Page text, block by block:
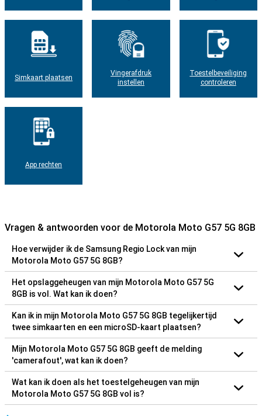
Simkaart plaatsen
Vingerafdruk
instellen
Toestelbeveiliging
controleren
App rechten
Vragen & antwoorden voor de Motorola Moto G57 5G 8GB
Hoe verwijder ik de Samsung Regio Lock van mijn
Motorola Moto G57 5G 8GB?
Het opslaggeheugen van mijn Motorola Moto G57 5G
8GB is vol. Wat kan ik doen?
Kan ik in mijn Motorola Moto G57 5G 8GB tegelijkertijd
twee simkaarten en een microSD-kaart plaatsen?
Mijn Motorola Moto G57 5G 8GB geeft de melding
'camerafout', wat kan ik doen?
Wat kan ik doen als het toestelgeheugen van mijn
Motorola Moto G57 5G 8GB vol is?